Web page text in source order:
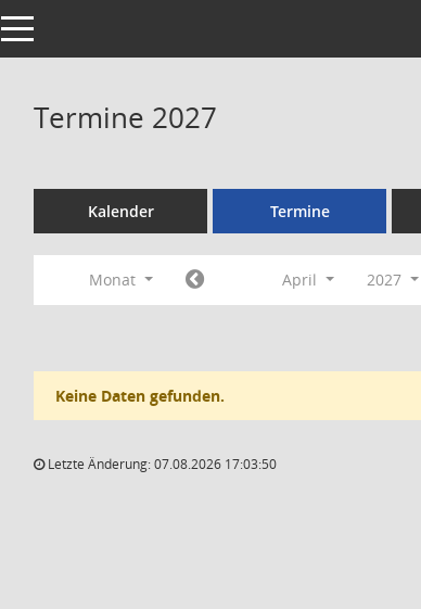
Toggle navigation
Termine 2027
Kalender Termine
Monat April 2027
Keine Daten gefunden.
Letzte Änderung: 07.08.2026 17:03:50